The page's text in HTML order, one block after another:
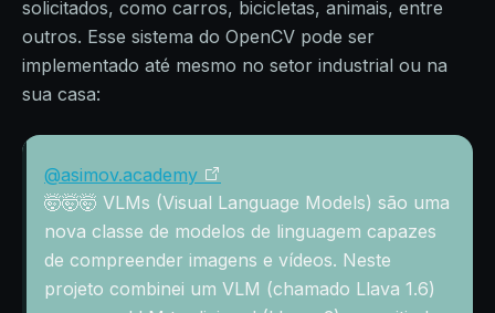
solicitados, como carros, bicicletas, animais, entre
outros. Esse sistema do OpenCV pode ser
implementado até mesmo no setor industrial ou na
sua casa:
@asimov.academy
🤯🤯🤯 VLMs (Visual Language Models) são uma
nova classe de modelos de linguagem capazes
de compreender imagens e vídeos. Neste
projeto combinei um VLM (chamado Llava 1.6)